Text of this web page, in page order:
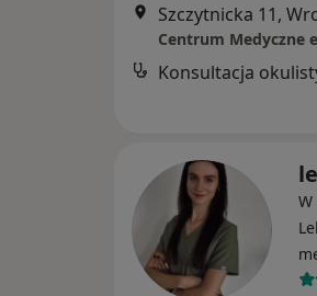
Szczytnicka 11,
Centrum Medyczne
Konsultacja